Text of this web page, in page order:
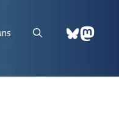
Bluesky